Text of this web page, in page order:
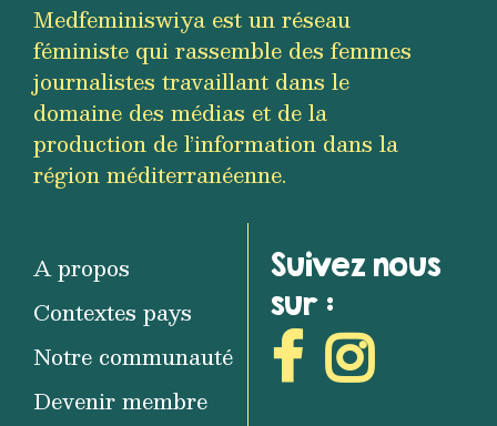
Medfeminiswiya est un réseau
féministe qui rassemble des femmes
journalistes travaillant dans le
domaine des médias et de la
production de l’information dans la
région méditerranéenne.
A propos
Contextes pays
Notre communauté
Devenir membre
Suivez nous
sur :